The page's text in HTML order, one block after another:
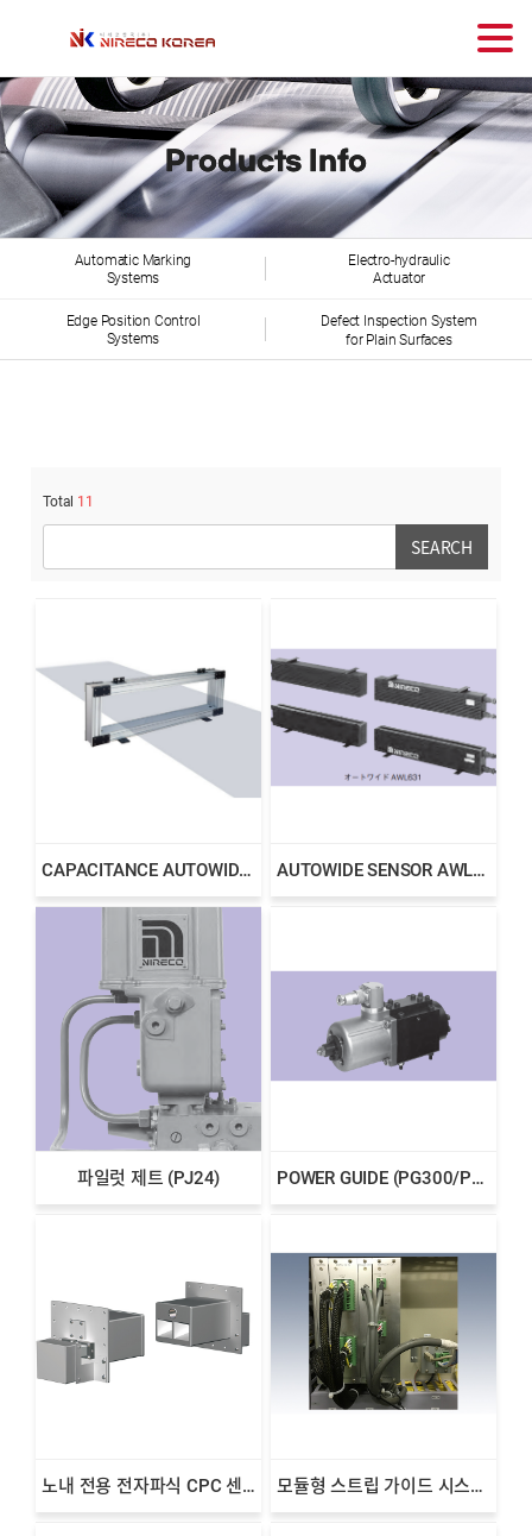
Products Info
Automatic Marking
Systems
Electro-hydraulic
Actuator
Edge Position Control
Systems
Defect Inspection System
for Plain Surfaces
Total 11
SEARCH
CAPACITANCE AUTOWIDE_AWC SENSOR AUTOWIDE SENSOR AWL SERIES
파일럿 제트 (PJ24) POWER GUIDE (PG300/PG500/PG800)
노내 전용 전자파식 CPC 센서 EMW 모듈형 스트립 가이드 시스템 컨트롤러 MGC1000